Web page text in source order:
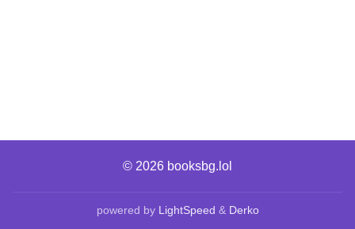
© 2026 booksbg.lol
powered by LightSpeed & Derko